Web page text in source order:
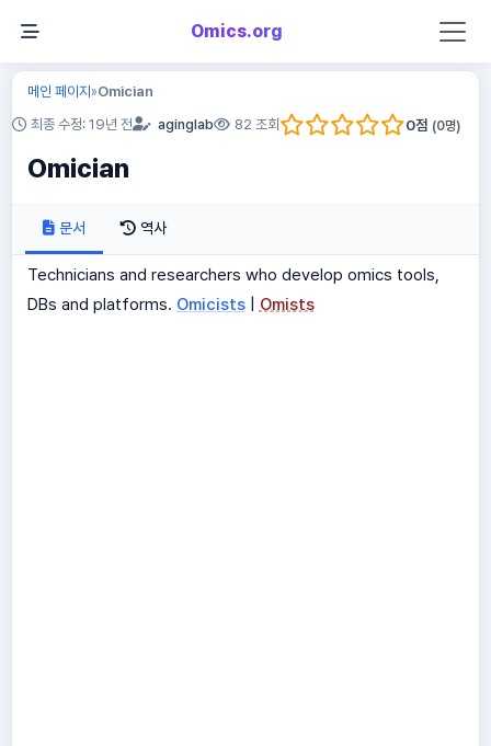
Omics.org
메인 페이지»Omician
최종 수정: 19년 전 aginglab 82 조회 0점 (0명)
Omician
문서 역사
Technicians and researchers who develop omics tools,
DBs and platforms. Omicists| Omists